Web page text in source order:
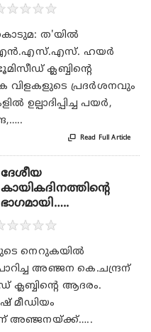
★★★★
ത'യില്‍
ഹയര്‍
ക്ലബ്ബിന്റെ
വിളകളുടെ പ്രദര്‍ശനവും
പയര്‍,
 Read Full Article
ദേശീയ
കായികദിനത്തിന്റെ
ഭാഗമായി…..
★★★★
നെറുകയില്‍
അഞ്ജന കെ.ചന്ദ്രന്
ക്ലബ്ബിന്റെ ആദരം.
മീഡിയം
അഞ്ജനയ്ക്ക്…..